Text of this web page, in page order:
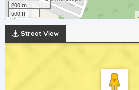
200 m
500 ft
Street View